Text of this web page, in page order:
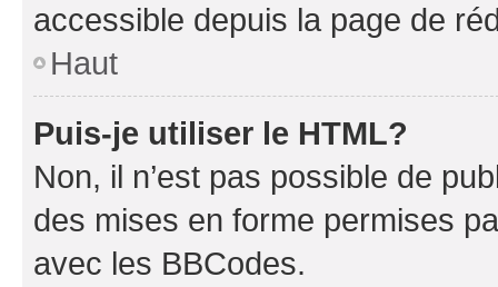
accessible depuis la page de
Haut
Puis-je utiliser le HTML?
Non, il n’est pas possible de
des mises en forme permises
avec les BBCodes.